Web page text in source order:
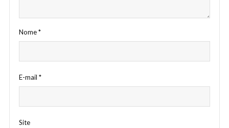
Nome*
E-mail *
Site